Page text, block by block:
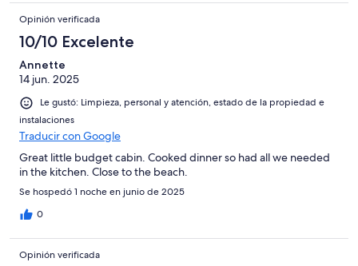
Opinión verificada
10/10 Excelente
Annette
14 jun. 2025
Le gustó: Limpieza, personal y atención, estado de la propiedad e
instalaciones
Traducir con Google
Great little budget cabin. Cooked dinner so had all we needed
in the kitchen. Close to the beach.
Se hospedó 1 noche en junio de 2025
0
Opinión verificada